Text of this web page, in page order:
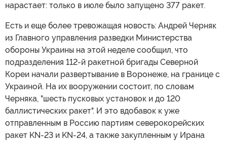
нарастает: только в июле было запущено 377 ракет.
Есть и еще более тревожащая новость: Андрей Черняк
из Главного управления разведки Министерства
обороны Украины на этой неделе сообщил, что
подразделения 112-й ракетной бригады Северной
Кореи начали развертывание в Воронеже, на границе с
Украиной. На их вооружении состоит, по словам
Черняка, "шесть пусковых установок и до 120
баллистических ракет". И это вдобавок к уже
отправленным в Россию партиям северокорейских
ракет KN-23 и KN-24, а также закупленным у Ирана